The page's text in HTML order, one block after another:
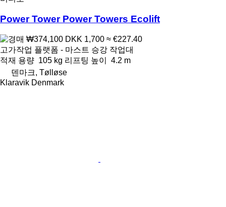
Power Tower Power Towers Ecolift
₩374,100 DKK 1,700 ≈ €227.40
고가작업 플랫폼 - 마스트 승강 작업대
적재 용량 105 kg 리프팅 높이
4.2 m
덴마크, Tølløse
Klaravik Denmark